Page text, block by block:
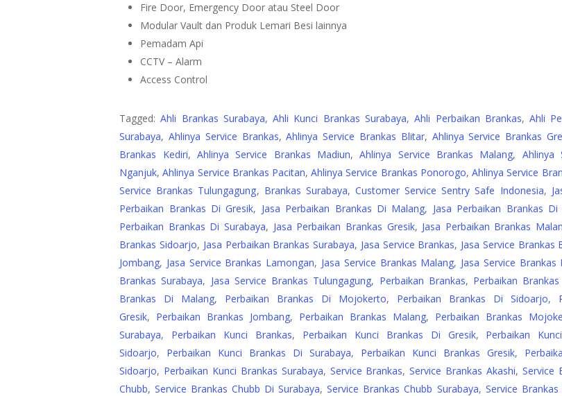
Fire Door, Emergency Door atau Steel Door
Modular Vault dan Produk Lemari Besi lainnya
Pemadam Api
CCTV – Alarm
Access Control
Tagged: Ahli Brankas Surabaya,Ahli Kunci Brankas Surabaya,Ahli Perbaikan Brankas,Ahli
Surabaya, Ahlinya Service Brankas,Ahlinya Service Brankas Blitar, Ahlinya Service Brankas
Brankas Kediri, Ahlinya Service Brankas Madiun,Ahlinya Service Brankas Malang, Ahlinya
Nganjuk,Ahlinya Service Brankas Pacitan,Ahlinya Service Brankas Ponorogo,Ahlinya Service
Service Brankas Tulungagung, Brankas Surabaya, Customer Service Sentry Safe Indonesia,
Perbaikan Brankas Di Gresik, Jasa Perbaikan Brankas Di Malang, Jasa Perbaikan Brankas
Perbaikan Brankas Di Surabaya, Jasa Perbaikan Brankas Gresik, Jasa Perbaikan Brankas
Brankas Sidoarjo, Jasa Perbaikan Brankas Surabaya, Jasa Service Brankas, Jasa Service Brankas
Jombang, Jasa Service Brankas Lamongan, Jasa Service Brankas Malang, Jasa Service
Brankas Surabaya, Jasa Service Brankas Tulungagung, Perbaikan Brankas, Perbaikan
Brankas Di Malang, Perbaikan Brankas Di Mojokerto, Perbaikan Brankas Di Sidoarjo,
Gresik, Perbaikan Brankas Jombang, Perbaikan Brankas Malang, Perbaikan Brankas
Surabaya, Perbaikan Kunci Brankas, Perbaikan Kunci Brankas Di Gresik, Perbaikan
Sidoarjo, Perbaikan Kunci Brankas Di Surabaya, Perbaikan Kunci Brankas Gresik,
Sidoarjo, Perbaikan Kunci Brankas Surabaya, Service Brankas,Service Brankas Akashi, Service
Chubb,Service Brankas Chubb Di Surabaya,Service Brankas Chubb Surabaya, Service